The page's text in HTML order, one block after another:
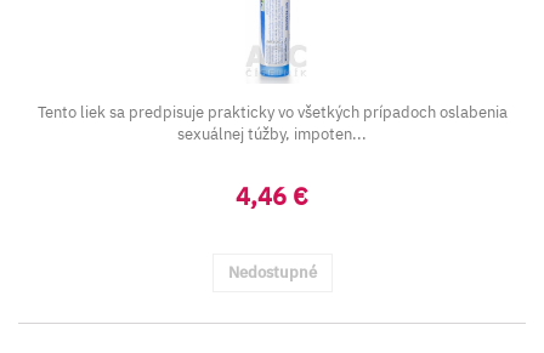
Tento liek sa predpisuje prakticky vo všetkých prípadoch oslabenia
sexuálnej túžby, impoten...
4,46 €
Nedostupné